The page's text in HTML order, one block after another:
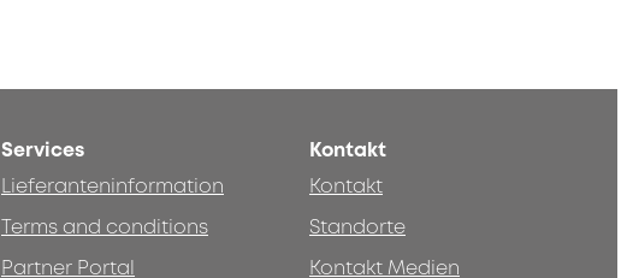
Services
Lieferanteninformation
Terms and conditions
Partner Portal
Kontakt
Kontakt
Standorte
Kontakt Medien